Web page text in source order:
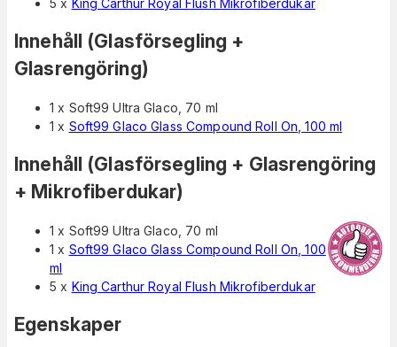
5 x King Carthur Royal Flush Mikrofiberdukar
Innehåll (Glasförsegling +
Glasrengöring)
1 x Soft99 Ultra Glaco, 70 ml
1 x Soft99 Glaco Glass Compound Roll On, 100 ml
Innehåll (Glasförsegling + Glasrengöring
+ Mikrofiberdukar)
1 x Soft99 Ultra Glaco, 70 ml
1 x Soft99 Glaco Glass Compound Roll On, 100
ml
5 x King Carthur Royal Flush Mikrofiberdukar
Egenskaper